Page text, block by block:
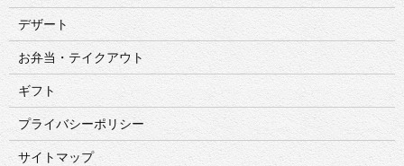
デザート
お弁当・テイクアウト
ギフト
プライバシーポリシー
サイトマップ